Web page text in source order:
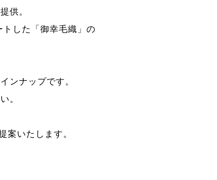
供。
した「御幸毛織」の
ンナップです。
。
案いたします。